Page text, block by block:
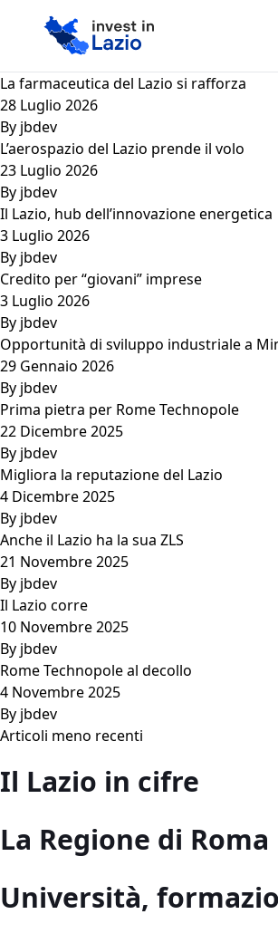
La farmaceutica del Lazio si rafforza
28 Luglio 2026
By jbdev
L’aerospazio del Lazio prende il volo
23 Luglio 2026
By jbdev
Il Lazio, hub dell’innovazione energetica
3 Luglio 2026
By jbdev
Credito per “giovani” imprese
3 Luglio 2026
By jbdev
Opportunità di sviluppo industriale a
29 Gennaio 2026
By jbdev
Prima pietra per Rome Technopole
22 Dicembre 2025
By jbdev
Migliora la reputazione del Lazio
4 Dicembre 2025
By jbdev
Anche il Lazio ha la sua ZLS
21 Novembre 2025
By jbdev
Il Lazio corre
10 Novembre 2025
By jbdev
Rome Technopole al decollo
4 Novembre 2025
By jbdev
Navigazione
Articoli meno recenti
Il Lazio in cifre
La Regione di Roma
Università,